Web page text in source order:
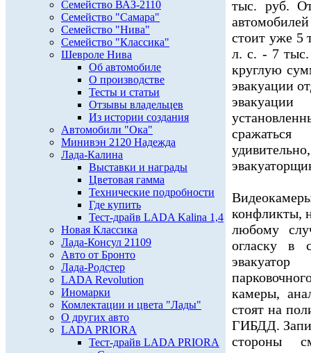
Семейство ВАЗ-2110
Семейство "Самара"
Семейство "Нива"
Семейство "Классика"
Шевроле Нива
Об автомобиле
О производстве
Тесты и статьи
Отзывы владельцев
Из истории создания
Автомобили "Ока"
Минивэн 2120 Надежда
Лада-Калина
Выставки и награды
Цветовая гамма
Технические подробности
Где купить
Тест-драйв LADA Kalina 1,4
Новая Классика
Лада-Консул 21109
Авто от Бронто
Лада-Родстер
LADA Revolution
Иномарки
Комлектации и цвета "Лады"
О других авто
LADA PRIORA
Тест-драйв LADA PRIORA
тыс. руб.
стоит уже 5
л. с. - 7 тыс.
круглую
эвакуации
конфликты,
любому
огласку в
камеры,
стоят на
ГИБДД.
стороны